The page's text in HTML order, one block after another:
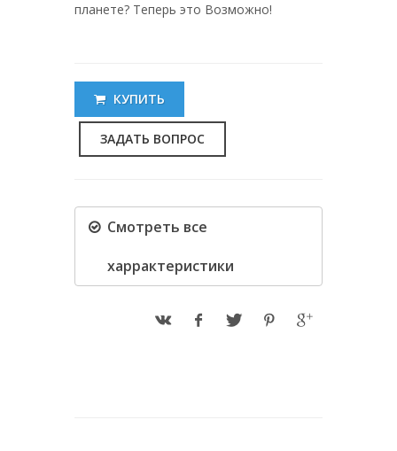
планете? Теперь это Возможно!
КУПИТЬ
ЗАДАТЬ ВОПРОС
Cмотреть все
харрактеристики